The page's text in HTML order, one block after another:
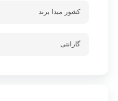
کشور مبدا برند
گارانتی